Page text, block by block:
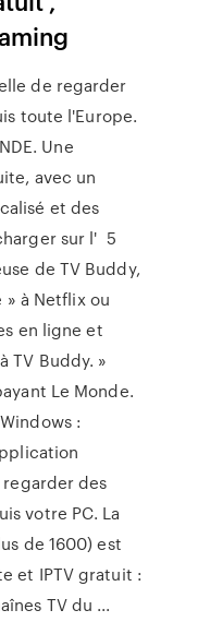
de regarder
toute l'Europe.
Une
avec un
et des
sur l' 5
de TV Buddy,
à Netflix ou
en ligne et
TV Buddy. »
Le Monde.
:
des
votre PC. La
de 1600) est
et IPTV gratuit :
TV du ...